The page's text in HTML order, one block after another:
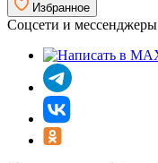
Избранное
Соцсети и мессенджеры